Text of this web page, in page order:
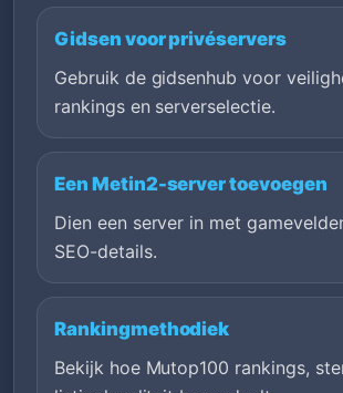
Gidsen voor privéservers
Gebruik de gidsenhub voor
rankings en serverselectie.
Een Metin2-server toevoegen
Dien een server in met
SEO-details.
Rankingmethodiek
Bekijk hoe Mutop100 rankings,